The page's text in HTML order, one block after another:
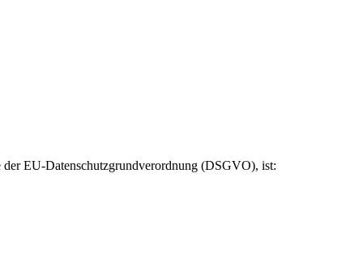
der EU-Datenschutzgrundverordnung (DSGVO), ist: